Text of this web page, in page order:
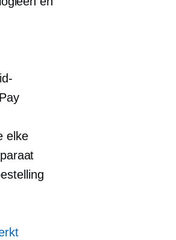
elke